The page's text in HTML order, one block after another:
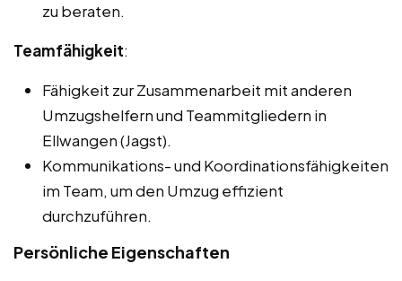
zu beraten.
Teamfähigkeit:
Fähigkeit zur Zusammenarbeit mit anderen
Umzugshelfern und Teammitgliedern in
Ellwangen (Jagst).
Kommunikations- und Koordinationsfähigkeiten
im Team, um den Umzug effizient
durchzuführen.
Persönliche Eigenschaften